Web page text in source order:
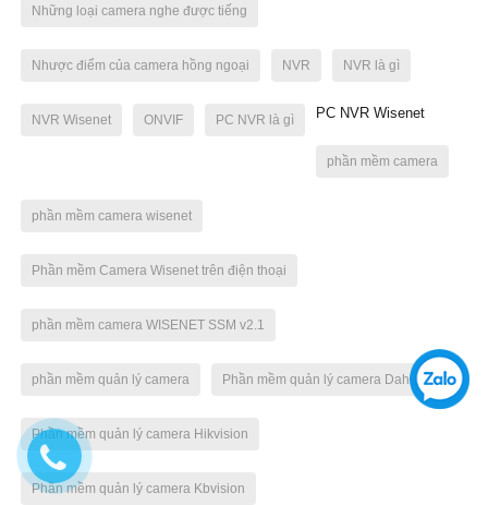
Những loại camera nghe được tiếng
Nhược điểm của camera hồng ngoại NVR NVR là gì
NVR Wisenet ONVIF PC NVR là gì PC NVR Wisenet
phần mềm camera
phần mềm camera wisenet
Phần mềm Camera Wisenet trên điện thoại
phần mềm camera WISENET SSM v2.1
phần mềm quản lý camera Phần mềm quản lý camera Dahua
Phần mềm quản lý camera Hikvision
Phần mềm quản lý camera Kbvision